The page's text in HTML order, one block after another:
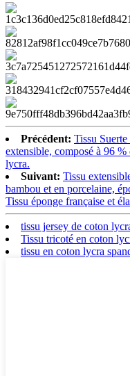
Précédent: Tissu
extensible, composé à 96
lycra.
Suivant: Tissu
bambou et en porcelaine,
Tissu éponge française et
tissu jersey de coton
Tissu tricoté en coton
tissu en coton lycra